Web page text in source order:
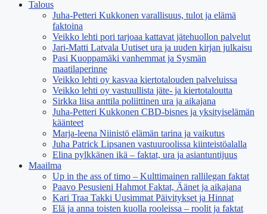
Talous
Juha-Petteri Kukkonen varallisuus, tulot ja elämä
faktoina
Veikko lehti pori tarjoaa kattavat jätehuollon palvelut
Jari-Matti Latvala Uutiset ura ja uuden kirjan julkaisu
Pasi Kuoppamäki vanhemmat ja Sysmän
maatilaperinne
Veikko lehti oy kasvaa kiertotalouden palveluissa
Veikko lehti oy vastuullista jäte- ja kiertotaloutta
Sirkka liisa anttila poliittinen ura ja aikajana
Juha-Petteri Kukkonen CBD-bisnes ja yksityiselämän
käänteet
Marja-leena Niinistö elämän tarina ja vaikutus
Juha Patrick Lipsanen vastuuroolissa kiinteistöalalla
Elina pylkkänen ikä – faktat, ura ja asiantuntijuus
Maailma
Up in the ass of timo – Kulttimainen rallilegan faktat
Paavo Pesusieni Hahmot Faktat, Äänet ja aikajana
Kari Traa Takki Uusimmat Päivitykset ja Hinnat
Elä ja anna toisten kuolla rooleissa – roolit ja faktat